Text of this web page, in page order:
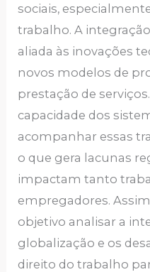
sociais,
trabalho. A
aliada às inovações
novos modelos de
prestação de
capacidade dos
acompanhar essas
o que gera lacunas
impactam tanto
empregadores.
objetivo analisar a
globalização e os
direito do trabalho